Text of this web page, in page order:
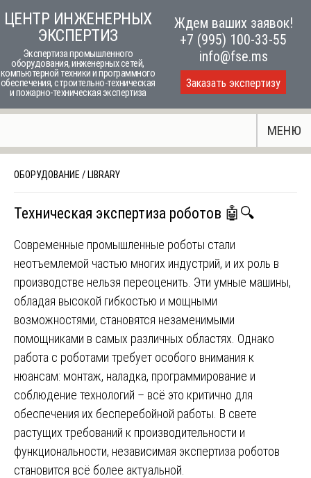
to
content
ЦЕНТР ИНЖЕНЕРНЫХ
ЭКСПЕРТИЗ
Экспертиза промышленного
оборудования, инженерных сетей,
компьютерной техники и программного
обеспечения, строительно-техническая
и пожарно-техническая экспертиза
Ждем ваших заявок!
+7 (995) 100-33-55
info@fse.ms
Заказать экспертизу
МЕНЮ
ОБОРУДОВАНИЕ / LIBRARY
Техническая экспертиза роботов 🤖🔍
Современные промышленные роботы стали
неотъемлемой частью многих индустрий, и их роль в
производстве нельзя переоценить. Эти умные машины,
обладая высокой гибкостью и мощными
возможностями, становятся незаменимыми
помощниками в самых различных областях. Однако
работа с роботами требует особого внимания к
нюансам: монтаж, наладка, программирование и
соблюдение технологий – всё это критично для
обеспечения их бесперебойной работы. В свете
растущих требований к производительности и
функциональности, независимая экспертиза роботов
становится всё более актуальной.